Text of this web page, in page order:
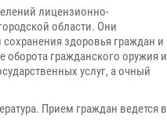
лицензионно-
области. Они
здоровья граждан и
оборота гражданского оружия и
услуг, а очный
Прием граждан ведется в